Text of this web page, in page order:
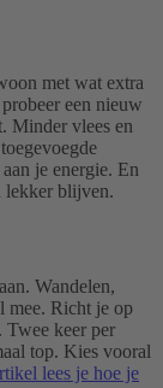
met wat extra
een nieuw
Minder vlees en
je energie. En
lekker blijven.
Wandelen,
mee. Richt je op
Twee keer per
top. Kies vooral
lees je hoe je